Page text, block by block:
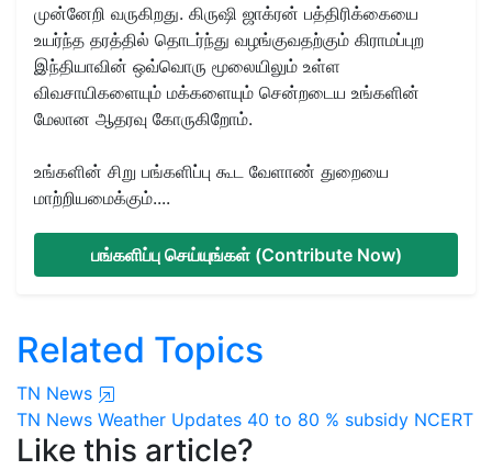
முன்னேறி வருகிறது. கிருஷி ஜாக்ரன் பத்திரிக்கையை
உயர்ந்த தரத்தில் தொடர்ந்து வழங்குவதற்கும் கிராமப்புற
இந்தியாவின் ஒவ்வொரு மூலையிலும் உள்ள
விவசாயிகளையும் மக்களையும் சென்றடைய உங்களின்
மேலான ஆதரவு கோருகிறோம்.
உங்களின் சிறு பங்களிப்பு கூட வேளாண் துறையை
மாற்றியமைக்கும்....
பங்களிப்பு செய்யுங்கள் (Contribute Now)
Related Topics
TN News
TN News Weather Updates 40 to 80 % subsidy NCERT
Like this article?